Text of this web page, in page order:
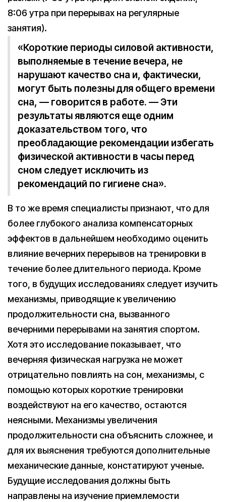
8:06 утра при перерывах на регулярные
занятия).
«Короткие периоды силовой активности,
выполняемые в течение вечера, не
нарушают качество сна и, фактически,
могут быть полезны для общего времени
сна, — говорится в работе. — Эти
результаты являются еще одним
доказательством того, что
преобладающие рекомендации избегать
физической активности в часы перед
сном следует исключить из
рекомендаций по гигиене сна».
В то же время специалисты признают, что для
более глубокого анализа компенсаторных
эффектов в дальнейшем необходимо оценить
влияние вечерних перерывов на тренировки в
течение более длительного периода. Кроме
того, в будущих исследованиях следует изучить
механизмы, приводящие к увеличению
продолжительности сна, вызванного
вечерними перерывами на занятия спортом.
Хотя это исследование показывает, что
вечерняя физическая нагрузка не может
отрицательно повлиять на сон, механизмы, с
помощью которых короткие тренировки
воздействуют на его качество, остаются
неясными. Механизмы увеличения
продолжительности сна объяснить сложнее, и
для их выяснения требуются дополнительные
механические данные, констатируют ученые.
Будущие исследования должны быть
направлены на изучение приемлемости